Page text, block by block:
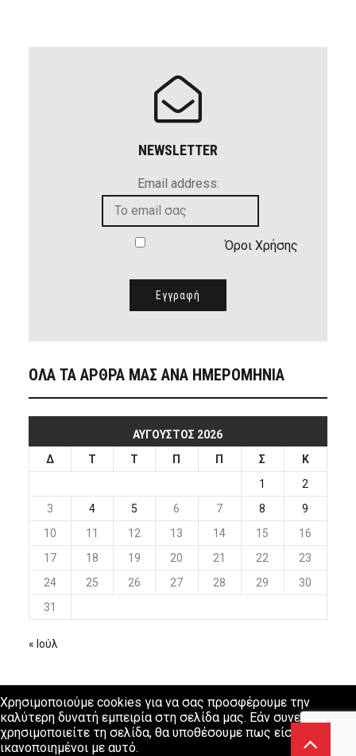
NEWSLETTER
Email address:
Όροι Χρήσης
ΟΛΑ ΤΑ ΑΡΘΡΑ ΜΑΣ ΑΝΑ ΗΜΕΡΟΜΗΝΙΑ
ΑΎΓΟΥΣΤΟΣ 2026
Δ
Τ Τ Π Π Σ
Κ
1
2
3
4 5 6 7 8
9
10
11 12 13 14 15
16
17
18 19 20 21 22
23
24
25 26 27 28 29
30
31
« Ιούλ
Χρησιμοποιούμε cookies για να σας προσφέρουμε την
καλύτερη δυνατή εμπειρία στη σελίδα μας. Εάν συνεχίσετε να
χρησιμοποιείτε τη σελίδα, θα υποθέσουμε πως είστε
ικανοποιημένοι με αυτό.